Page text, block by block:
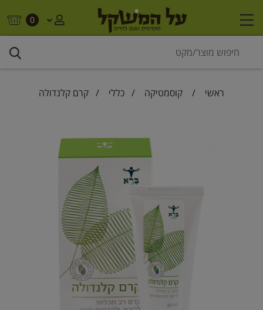
0
ראשי / קוסמטיקה / כללי / קרם קלנדולה